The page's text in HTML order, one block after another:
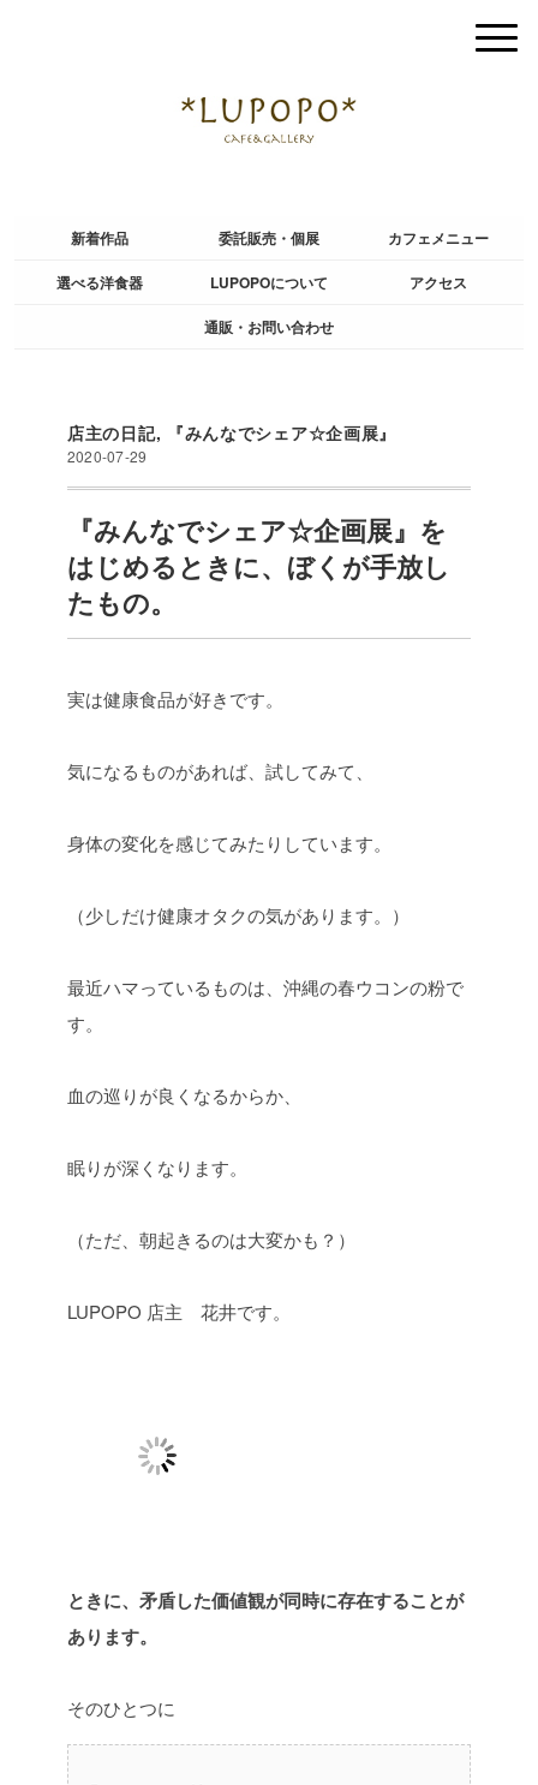
新着作品 委託販売・個展 カフェメニュー
選べる洋食器 LUPOPOについて アクセス
通販・お問い合わせ
店主の日記, 『みんなでシェア☆企画展』
2020-07-29
『みんなでシェア☆企画展』を
はじめるときに、ぼくが手放し
たもの。
実は健康食品が好きです。
気になるものがあれば、試してみて、
身体の変化を感じてみたりしています。
（少しだけ健康オタクの気があります。）
最近ハマっているものは、沖縄の春ウコンの粉で
す。
血の巡りが良くなるからか、
眠りが深くなります。
（ただ、朝起きるのは大変かも？）
LUPOPO 店主 花井です。
ときに、矛盾した価値観が同時に存在することが
あります。
そのひとつに